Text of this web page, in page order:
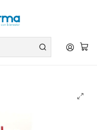
Rappi - Atención exclusiva
ml Jarabe 100 ml.